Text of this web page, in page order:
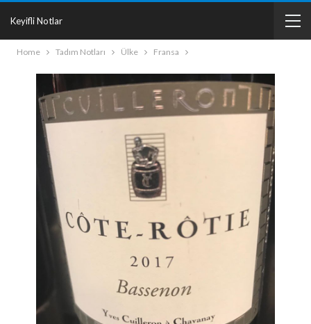
Keyifli Notlar
Home Tadım Notları Ülke Fransa